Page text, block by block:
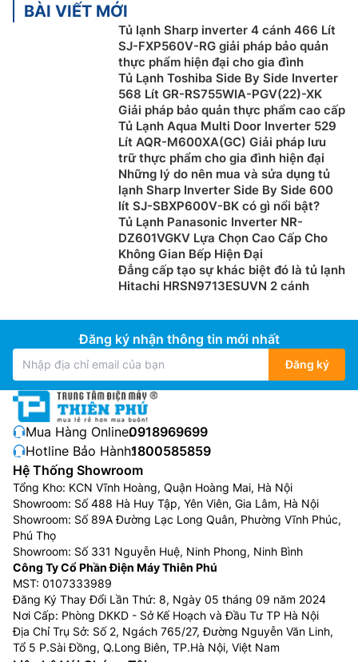
BÀI VIẾT MỚI
Tủ lạnh Sharp inverter 4 cánh 466 Lít
SJ-FXP560V-RG giải pháp bảo quản
thực phẩm hiện đại cho gia đình
Tủ Lạnh Toshiba Side By Side Inverter
568 Lít GR-RS755WIA-PGV(22)-XK
Giải pháp bảo quản thực phẩm cao cấp
Tủ Lạnh Aqua Multi Door Inverter 529
Lít AQR-M600XA(GC) Giải pháp lưu
trữ thực phẩm cho gia đình hiện đại
Những lý do nên mua và sửa dụng tủ
lạnh Sharp Inverter Side By Side 600
lít SJ-SBXP600V-BK có gì nổi bật?
Tủ Lạnh Panasonic Inverter NR-
DZ601VGKV Lựa Chọn Cao Cấp Cho
Không Gian Bếp Hiện Đại
Đẳng cấp tạo sự khác biệt đó là tủ lạnh
Hitachi HRSN9713ESUVN 2 cánh
Đăng ký nhận thông tin mới nhất
Đăng ký
Mua Hàng Online:0918969699
Hotline Bảo Hành:1800585859
Hệ Thống Showroom
Tổng Kho: KCN Vĩnh Hoàng, Quận Hoàng Mai, Hà Nội
Showroom: Số 488 Hà Huy Tập, Yên Viên, Gia Lâm, Hà Nội
Showroom: Số 89A Đường Lạc Long Quân, Phường Vĩnh Phúc,
Phú Thọ
Showroom: Số 331 Nguyễn Huệ, Ninh Phong, Ninh Bình
Công Ty Cổ Phần Điện Máy Thiên Phú
MST: 0107333989
Đăng Ký Thay Đổi Lần Thứ: 8, Ngày 05 tháng 09 năm 2024
Nơi Cấp: Phòng DKKD - Sở Kế Hoạch và Đầu Tư TP Hà Nội
Địa Chỉ Trụ Sở: Số 2, Ngách 765/27, Đường Nguyễn Văn Linh,
Tổ 5 P.Sài Đồng, Q.Long Biên, TP.Hà Nội, Việt Nam